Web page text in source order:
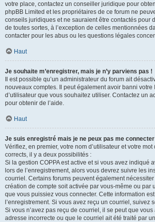
votre place, contactez un conseiller juridique pour
phpBB Limited et les propriétaires de ce forum ne
conseils juridiques et ne sauraient être contactés pour
de toutes sortes, à l’exception de celles mentionnées
contacter pour les abus ou les questions légales
Haut
Je souhaite m’enregistrer, mais je n’y parviens pas !
Il est possible qu’un administrateur du forum ait
nouveaux comptes. Il peut également avoir banni votre
d’utilisateur que vous souhaitez utiliser. Contactez un
pour obtenir de l’aide.
Haut
Je suis enregistré mais je ne peux pas me connecter
Vérifiez, en premier, votre nom d’utilisateur et votre mot
corrects, il y a deux possibilités :
Si la gestion COPPA est active et si vous avez indiqué
lors de l’enregistrement, alors vous devrez suivre les
courriel. Certains forums peuvent également
création de compte soit activée par vous-même ou par
que vous puissiez vous connecter. Cette information
l’enregistrement. Si vous avez reçu un courriel, suivez
Si vous n’avez pas reçu de courriel, il se peut que
adresse incorrecte ou que le courriel ait été traité par